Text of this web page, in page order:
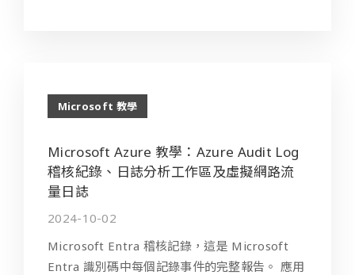
Microsoft 教學
Microsoft Azure 教學：Azure Audit Log
稽核紀錄、日誌分析工作區及虛擬網路流
量日誌
2024-10-02
Microsoft Entra 稽核記錄，這是 Microsoft
Entra 識別碼中每個記錄事件的完整報告。 應用